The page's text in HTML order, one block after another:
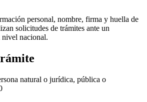
personal, nombre, firma y huella de
solicitudes de trámites ante un
nivel nacional.
natural o jurídica, pública o